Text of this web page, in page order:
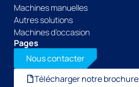
Machines manuelles
Autres solutions
Machines d’occasion
Pages
Nous contacter
Télécharger notre brochure